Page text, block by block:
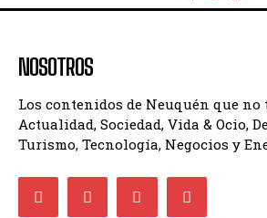
NOSOTROS
Los contenidos de Neuquén que no
Actualidad, Sociedad, Vida & Ocio,
Turismo, Tecnología, Negocios y